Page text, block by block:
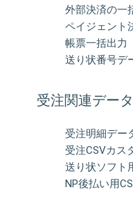
外部決済の⼀
ペイジェント
帳票一括出力
送り状番号デ
受注関連デー
受注明細デー
受注CSVカス
送り状ソフト
NP後払い用